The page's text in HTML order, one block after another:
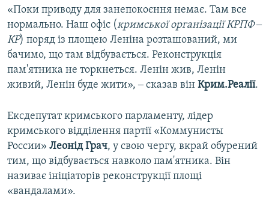
«Поки приводу для занепокоєння немає. Там все
нормально. Наш офіс ( кримської організації КРПФ ‒
КР) поряд із площею Леніна розташований, ми
бачимо, що там відбувається. Реконструкція
пам'ятника не торкнеться. Ленін жив, Ленін
живий, Ленін буде жити», ‒ сказав він Крим.Реалії.
Ексдепутат кримського парламенту, лідер
кримського відділення партії «Коммунисты
России» Леонід Грач, у свою чергу, вкрай обурений
тим, що відбувається навколо пам'ятника. Він
називає ініціаторів реконструкції площі
«вандалами».